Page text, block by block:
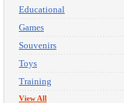
Educational
Games
Souvenirs
Toys
Training
View All